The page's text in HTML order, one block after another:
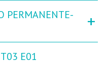
PERMANENTE-
+
T03 E01